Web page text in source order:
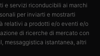
e servizi riconducibili ai marchi
per inviarti e mostrarti
relativi a prodotti e/o eventi e/o
di ricerche di mercato con
messaggistica istantanea, altri